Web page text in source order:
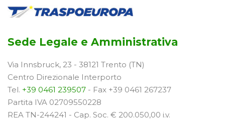
Sede Legale e Amministrativa
Via Innsbruck, 23 - 38121 Trento (TN)
Centro Direzionale Interporto
Tel. +39 0461 239507 - Fax +39 0461 267237
Partita IVA 02709550228
REA TN-244241 - Cap. Soc. € 200.050,00 i.v.